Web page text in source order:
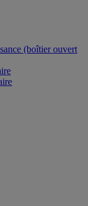
(boîtier ouvert